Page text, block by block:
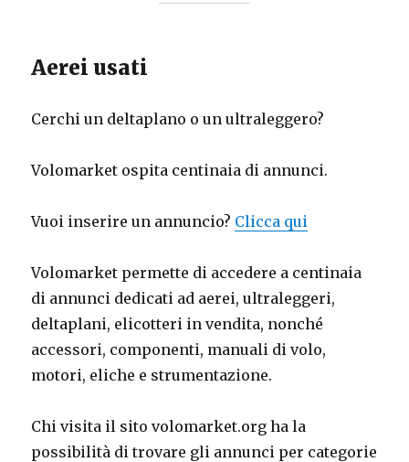
Aerei usati
Cerchi un deltaplano o un ultraleggero?
Volomarket ospita centinaia di annunci.
Vuoi inserire un annuncio? Clicca qui
Volomarket permette di accedere a centinaia
di annunci dedicati ad aerei, ultraleggeri,
deltaplani, elicotteri in vendita, nonché
accessori, componenti, manuali di volo,
motori, eliche e strumentazione.
Chi visita il sito volomarket.org ha la
possibilità di trovare gli annunci per categorie